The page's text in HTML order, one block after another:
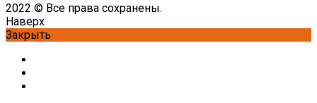
2022 © Все права сохранены.
Наверх
Закрыть